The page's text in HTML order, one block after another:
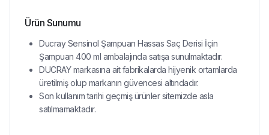
Ürün Sunumu
Ducray Sensinol Şampuan Hassas Saç Derisi İçin
Şampuan 400 ml ambalajında satışa sunulmaktadır.
DUCRAY markasına ait fabrikalarda hijyenik ortamlarda
üretilmiş olup markanın güvencesi altındadır.
Son kullanım tarihi geçmiş ürünler sitemizde asla
satılmamaktadır.